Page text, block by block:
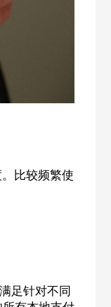
比较频繁使
足针对不同